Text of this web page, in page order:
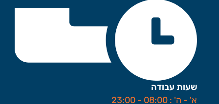
שעות עבודה
א' - ה' : 08:00 - 23:00